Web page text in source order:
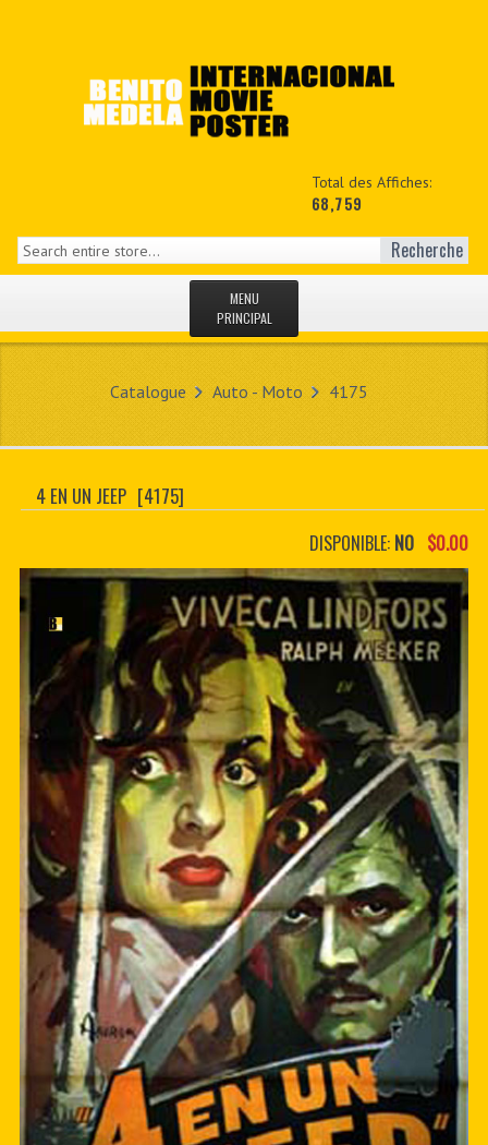
Total des Affiches:
68,759
Recherche
MENU
PRINCIPAL
MON COPTE
CUSTOM PDF
Catalogue Auto - Moto 4175
4 EN UN JEEP [4175]
DISPONIBLE: NO $0.00